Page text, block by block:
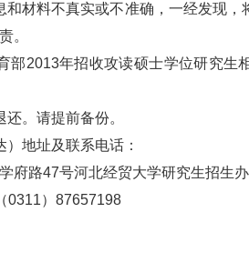
料不真实或不准确，一经发现，
。
2013年招收攻读硕士学位研究生
。请提前备份。
地址及联系电话：
路47号河北经贸大学研究生招生
）87657198